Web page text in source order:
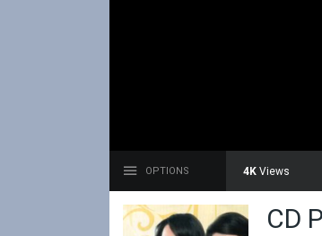
OPTIONS 4K Views
CD